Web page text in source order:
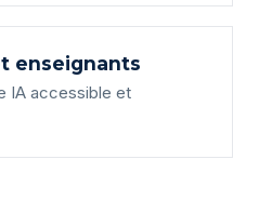
enseignants
IA accessible et